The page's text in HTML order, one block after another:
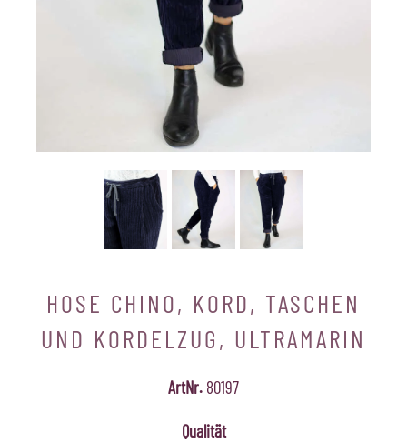
HOSE CHINO, KORD, TASCHEN
UND KORDELZUG, ULTRAMARIN
ArtNr. 80197
Qualität